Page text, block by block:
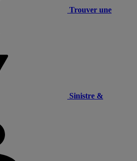
Trouver une
Sinistre &